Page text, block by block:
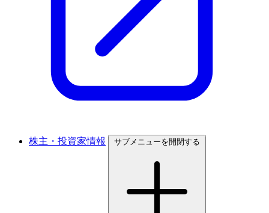
株主・投資家情報 サブメニューを開閉する